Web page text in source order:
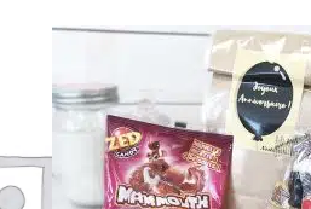
Anniversaire
Pirate